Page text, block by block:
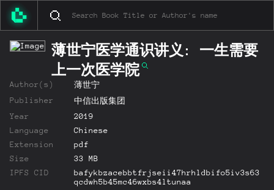
薄世宁医学通识讲义: 一生需要
上一次医学院
Author(s)
薄世宁
Publisher
中信出版集团
Year
2019
Language
Chinese
Extension
pdf
Size
33 MB
IPFS CID
bafykbzacebbtfrjseii47hrhldbifo5iv3s63
qcdwh5b45mc46wxbs4ltunaa